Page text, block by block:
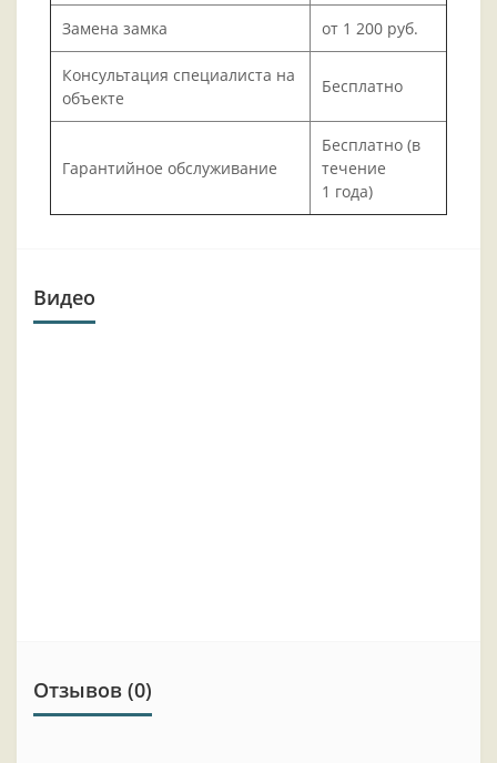
Замена замка от 1 200 руб.
Консультация специалиста на
объекте
Бесплатно
Гарантийное обслуживание
Бесплатно (в
течение
1 года)
Видео
Отзывов (0)